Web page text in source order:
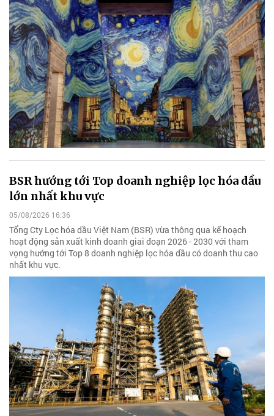
BSR hướng tới Top doanh nghiệp lọc hóa dầu
lớn nhất khu vực
05/08/2026 16:36
Tổng Cty Lọc hóa dầu Việt Nam (BSR) vừa thông qua kế hoạch
hoạt động sản xuất kinh doanh giai đoạn 2026 - 2030 với tham
vọng hướng tới Top 8 doanh nghiệp lọc hóa dầu có doanh thu cao
nhất khu vực.